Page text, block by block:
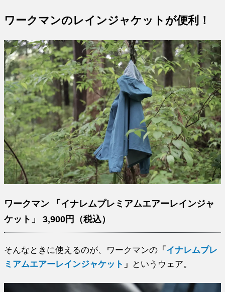
ワークマンのレインジャケットが便利！
ワークマン 「イナレムプレミアムエアーレインジャ
ケット」 3,900円（税込）
そんなときに使えるのが、ワークマンの 「 イナレムプレ
ミアムエアーレインジャケット 」 というウェア。